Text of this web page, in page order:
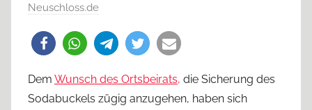
Neuschloss.de
Dem Wunsch des Ortsbeirats, die Sicherung des
Sodabuckels zügig anzugehen, haben sich